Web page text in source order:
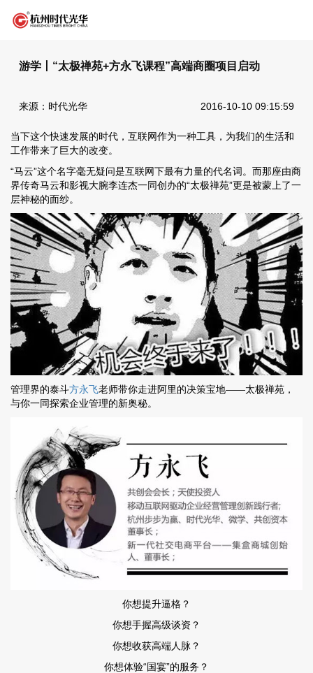
游学丨“太极禅苑+方永飞课程”高端商圈项目启动
来源：时代光华 2016-10-10 09:15:59
当下这个快速发展的时代，互联网作为一种工具，为我们的生活和
工作带来了巨大的改变。
“马云”这个名字毫无疑问是互联网下最有力量的代名词。而那座由商
界传奇马云和影视大腕李连杰一同创办的“太极禅苑”更是被蒙上了一
层神秘的面纱。
管理界的泰斗方永飞老师带你走进阿里的决策宝地——太极禅苑，
与你一同探索企业管理的新奥秘。
你想提升逼格？
你想手握高级谈资？
你想收获高端人脉？
你想体验“国宴”的服务？